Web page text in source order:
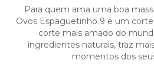
Para quem ama uma boa
Ovos Espaguetinho 9 é um
corte mais amado do
ingredientes naturais, traz
momentos dos